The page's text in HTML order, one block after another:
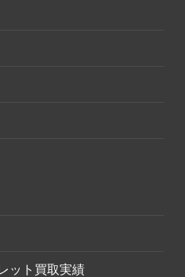
ット買取実績